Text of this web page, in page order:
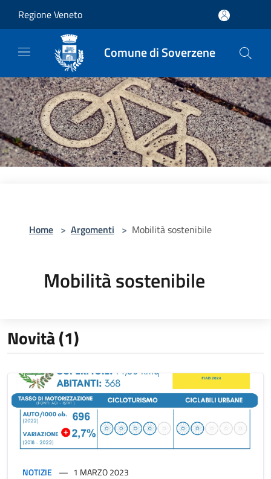
Regione Veneto
Comune di Soverzene
Home > Argomenti > Mobilità sostenibile
Mobilità sostenibile
Novità (1)
NOTIZIE 1 MARZO 2023